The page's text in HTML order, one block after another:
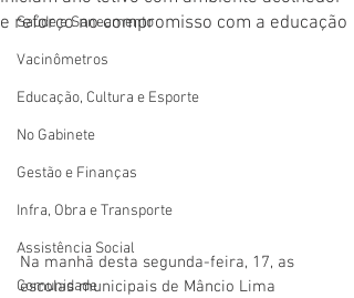
Saúde e Saneamento
Vacinômetros
Educação, Cultura e Esporte
No Gabinete
Gestão e Finanças
Infra, Obra e Transporte
Assistência Social
Comunidade
e reforço no compromisso com a educação
Na manhã desta segunda-feira, 17, as
escolas municipais de Mâncio Lima